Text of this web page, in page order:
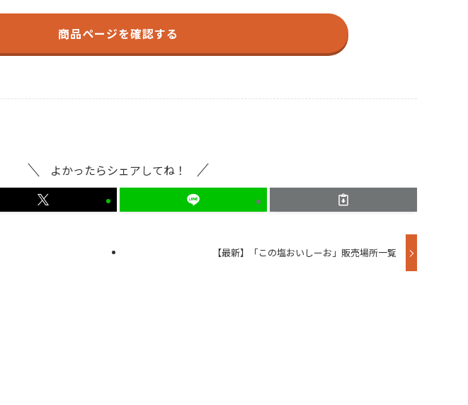
商品ページを確認する
よかったらシェアしてね！
【最新】「この塩おいしーお」販売場所一覧